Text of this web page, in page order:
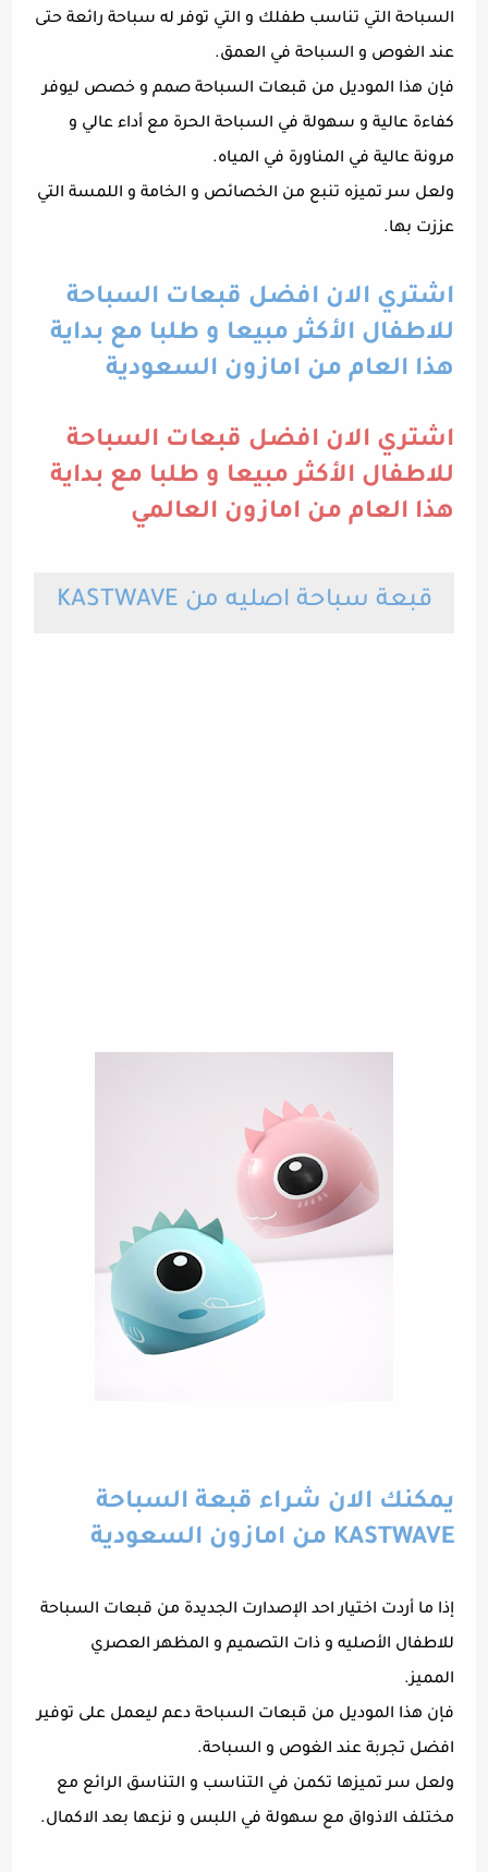
السباحة التي تناسب طفلك و التي توفر له سباحة رائعة حتى
عند الغوص و السباحة في العمق.
فإن هذا الموديل من قبعات السباحة صمم و خصص ليوفر
كفاءة عالية و سهولة في السباحة الحرة مع أداء عالي و
مرونة عالية في المناورة في المياه.
ولعل سر تميزه تنبع من الخصائص و الخامة و اللمسة التي
عززت بها.
اشتري الان افضل قبعات السباحة
للاطفال الأكثر مبيعا و طلبا مع بداية
هذا العام من امازون السعودية
اشتري الان افضل قبعات السباحة
للاطفال الأكثر مبيعا و طلبا مع بداية
هذا العام من امازون العالمي
قبعة سباحة اصليه من KASTWAVE
يمكنك الان شراء قبعة السباحة
KASTWAVE من امازون السعودية
إذا ما أردت اختيار احد الإصدارت الجديدة من قبعات السباحة
للاطفال الأصليه و ذات التصميم و المظهر العصري
المميز.
فإن هذا الموديل من قبعات السباحة دعم ليعمل على توفير
افضل تجربة عند الغوص و السباحة.
ولعل سر تميزها تكمن في التناسب و التناسق الرائع مع
مختلف الاذواق مع سهولة في اللبس و نزعها بعد الاكمال.